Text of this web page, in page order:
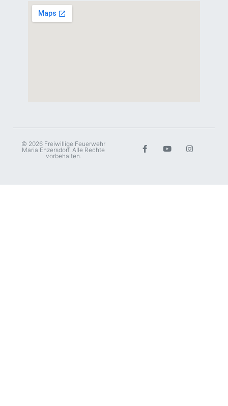
© 2026 Freiwillige Feuerwehr
Maria Enzersdorf. Alle Rechte
vorbehalten.